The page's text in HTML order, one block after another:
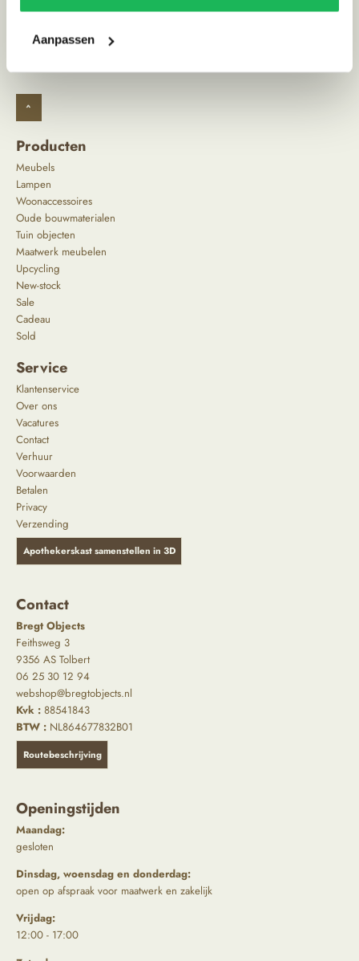
Aanpassen
^
Producten
Meubels
Lampen
Woonaccessoires
Oude bouwmaterialen
Tuin objecten
Maatwerk meubelen
Upcycling
New-stock
Sale
Cadeau
Sold
Service
Klantenservice
Over ons
Vacatures
Contact
Verhuur
Voorwaarden
Betalen
Privacy
Verzending
Apothekerskast samenstellen in 3D
Contact
Bregt Objects
Feithsweg 3
9356 AS Tolbert
06 25 30 12 94
webshop@bregtobjects.nl
Kvk : 88541843
BTW : NL864677832B01
Routebeschrijving
Openingstijden
Maandag:
gesloten
Dinsdag, woensdag en donderdag:
open op afspraak voor maatwerk en zakelijk
Vrijdag:
12:00 - 17:00